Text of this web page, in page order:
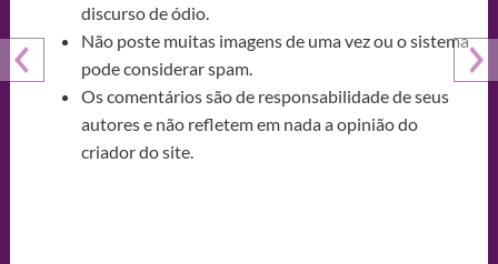
discurso de ódio.
Não poste muitas imagens de uma vez ou o sistema
pode considerar spam.
Os comentários são de responsabilidade de seus
autores e não refletem em nada a opinião do
criador do site.